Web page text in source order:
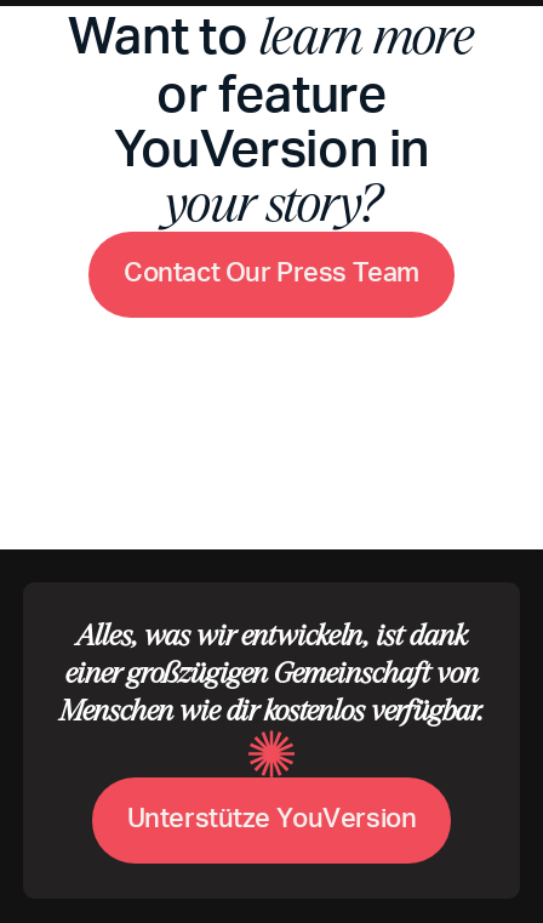
Want to learn more
or feature
YouVersion in
your story?
Contact Our Press Team
Alles, was wir entwickeln, ist dank
einer großzügigen Gemeinschaft von
Menschen wie dir kostenlos verfügbar.
Unterstütze YouVersion